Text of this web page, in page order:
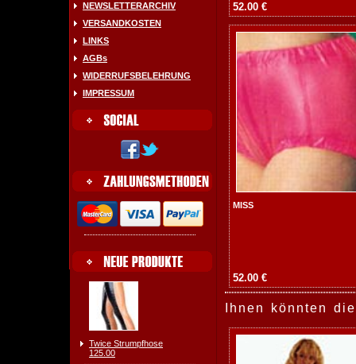
NEWSLETTERARCHIV
VERSANDKOSTEN
LINKS
AGBs
WIDERRUFSBELEHRUNG
IMPRESSUM
Twice Strumpfhose
125.00
52.00 €
MISS
52.00 €
Ihnen könnten